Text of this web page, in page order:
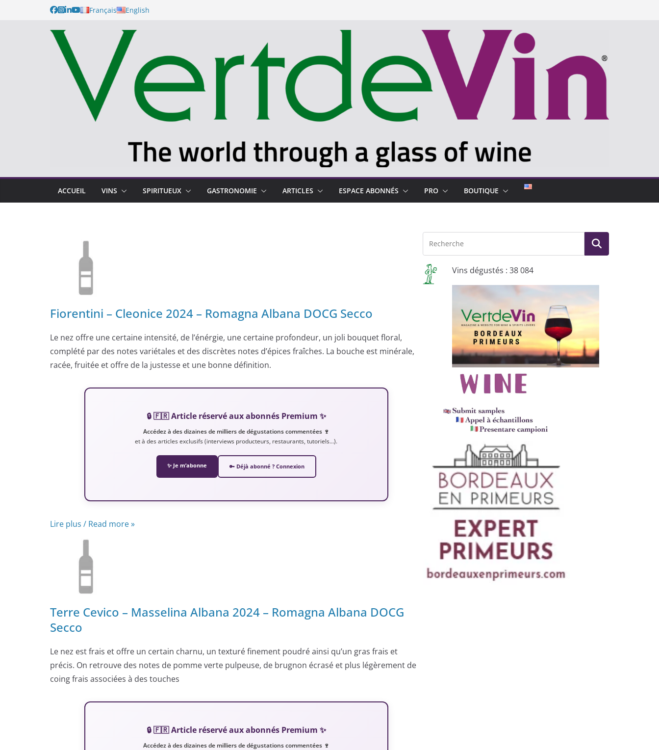
Français English
ACCUEIL VINS SPIRITUEUX GASTRONOMIE ARTICLES ESPACE ABONNÉS PRO BOUTIQUE
Fiorentini – Cleonice 2024 – Romagna Albana DOCG Secco
Le nez offre une certaine intensité, de l’énérgie, une certaine profondeur, un joli bouquet floral,
complété par des notes variétales et des discrètes notes d’épices fraîches. La bouche est minérale,
racée, fruitée et offre de la justesse et une bonne définition.
🔒 🇫🇷 Article réservé aux abonnés Premium ✨
Accédez à des dizaines de milliers de dégustations commentées 🍷
et à des articles exclusifs (interviews producteurs, restaurants, tutoriels…).
✨ Je m’abonne 🔑 Déjà abonné ? Connexion
Lire plus / Read more »
Terre Cevico – Masselina Albana 2024 – Romagna Albana DOCG
Secco
Le nez est frais et offre un certain charnu, un texturé finement poudré ainsi qu’un gras frais et
précis. On retrouve des notes de pomme verte pulpeuse, de brugnon écrasé et plus légèrement de
coing frais associées à des touches
🔒 🇫🇷 Article réservé aux abonnés Premium ✨
Accédez à des dizaines de milliers de dégustations commentées 🍷
Vins dégustés : 38 084